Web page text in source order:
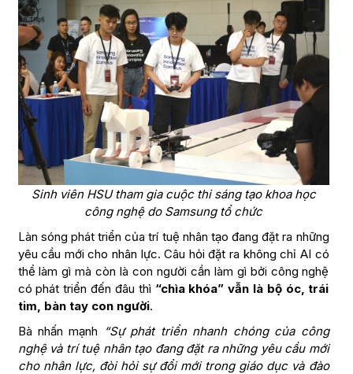
Sinh viên HSU tham gia cuộc thi sáng tạo khoa học
công nghệ do Samsung tổ chức
Làn sóng phát triển của trí tuệ nhân tạo đang đặt ra những
yêu cầu mới cho nhân lực. Câu hỏi đặt ra không chỉ AI có
thể làm gì mà còn là con người cần làm gì bởi công nghệ
có phát triển đến đâu thì “chìa khóa” vẫn là bộ óc, trái
tim, bàn tay con người.
Bà nhấn mạnh
“Sự phát triển nhanh chóng của công
nghệ và trí tuệ nhân tạo đang đặt ra những yêu cầu mới
cho nhân lực, đòi hỏi sự đổi mới trong giáo dục và đào